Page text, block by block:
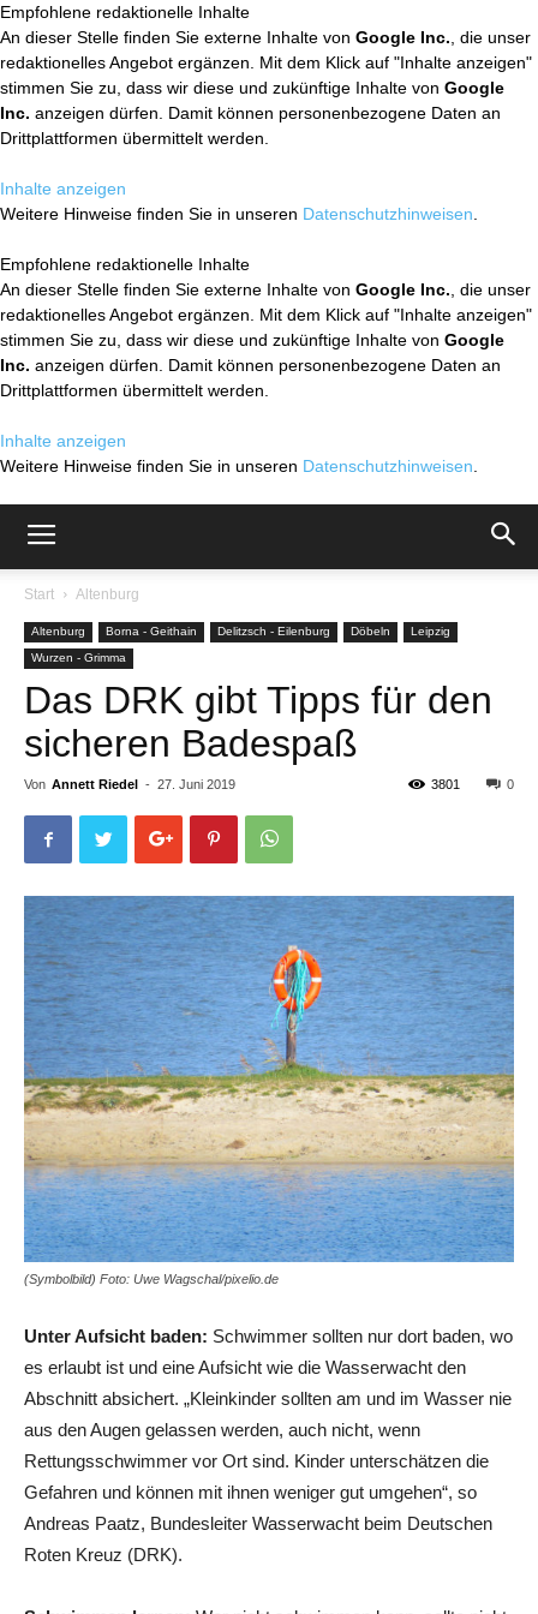
Empfohlene redaktionelle Inhalte
An dieser Stelle finden Sie externe Inhalte von Google Inc. , die unser
redaktionelles Angebot ergänzen. Mit dem Klick auf "Inhalte anzeigen"
stimmen Sie zu, dass wir diese und zukünftige Inhalte von Google
Inc. anzeigen dürfen. Damit können personenbezogene Daten an
Drittplattformen übermittelt werden.
Inhalte anzeigen
Weitere Hinweise finden Sie in unseren Datenschutzhinweisen
Empfohlene redaktionelle Inhalte
An dieser Stelle finden Sie externe Inhalte von Google Inc. , die unser
redaktionelles Angebot ergänzen. Mit dem Klick auf "Inhalte anzeigen"
stimmen Sie zu, dass wir diese und zukünftige Inhalte von Google
Inc. anzeigen dürfen. Damit können personenbezogene Daten an
Drittplattformen übermittelt werden.
Inhalte anzeigen
Weitere Hinweise finden Sie in unseren Datenschutzhinweisen
Start Altenburg
Altenburg Borna - Geithain Delitzsch - Eilenburg Döbeln
Leipzig
Wurzen - Grimma
Das DRK gibt Tipps für den
sicheren Badespaß
Von Annett Riedel - 27. Juni 2019 0
3801
(Symbolbild) Foto: Uwe Wagschal/pixelio.de
Unter Aufsicht baden: Schwimmer sollten nur dort baden, wo
es erlaubt ist und eine Aufsicht wie die Wasserwacht den
Abschnitt absichert. „Kleinkinder sollten am und im Wasser nie
aus den Augen gelassen werden, auch nicht, wenn
Rettungsschwimmer vor Ort sind. Kinder unterschätzen die
Gefahren und können mit ihnen weniger gut umgehen“, so
Andreas Paatz, Bundesleiter Wasserwacht beim Deutschen
Roten Kreuz (DRK).